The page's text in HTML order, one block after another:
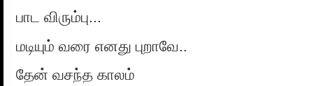
பாட விரும்பு...
மடியும் வரை எனது புறாவே..
தேன் வசந்த காலம்